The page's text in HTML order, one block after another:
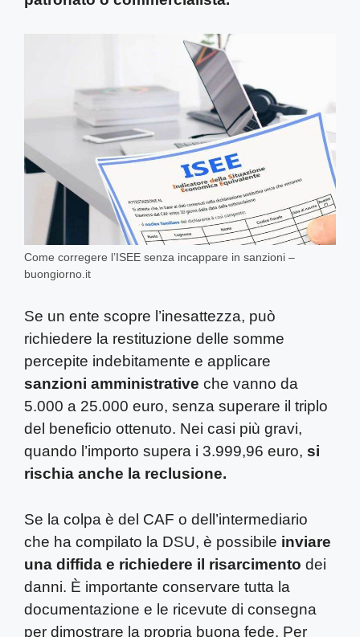
Come corregere l’ISEE senza incappare in sanzioni –
buongiorno.it
Se un ente scopre l’inesattezza, può
richiedere la restituzione delle somme
percepite indebitamente e applicare
sanzioni amministrative che vanno da
5.000 a 25.000 euro, senza superare il triplo
del beneficio ottenuto. Nei casi più gravi,
quando l’importo supera i 3.999,96 euro, si
rischia anche la reclusione.
Se la colpa è del CAF o dell’intermediario
che ha compilato la DSU, è possibile inviare
una diffida e richiedere il risarcimento dei
danni. È importante conservare tutta la
documentazione e le ricevute di consegna
per dimostrare la propria buona fede. Per